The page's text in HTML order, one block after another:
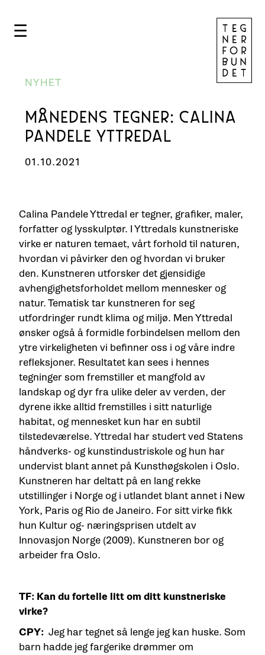
☰
NYHET
MÅNEDENS TEGNER: CALINA
PANDELE YTTREDAL
01.10.2021
Calina Pandele Yttredal er tegner, grafiker, maler,
forfatter og lysskulptør. I Yttredals kunstneriske
virke er naturen temaet, vårt forhold til naturen,
hvordan vi påvirker den og hvordan vi bruker
den. Kunstneren utforsker det gjensidige
avhengighetsforholdet mellom mennesker og
natur. Tematisk tar kunstneren for seg
utfordringer rundt klima og miljø. Men Yttredal
ønsker også å formidle forbindelsen mellom den
ytre virkeligheten vi befinner oss i og våre indre
refleksjoner. Resultatet kan sees i hennes
tegninger som fremstiller et mangfold av
landskap og dyr fra ulike deler av verden, der
dyrene ikke alltid fremstilles i sitt naturlige
habitat, og mennesket kun har en subtil
tilstedeværelse. Yttredal har studert ved Statens
håndverks- og kunstindustriskole og hun har
undervist blant annet på Kunsthøgskolen i Oslo.
Kunstneren har deltatt på en lang rekke
utstillinger i Norge og i utlandet blant annet i New
York, Paris og Rio de Janeiro. For sitt virke fikk
hun Kultur og- næringsprisen utdelt av
Innovasjon Norge (2009). Kunstneren bor og
arbeider fra Oslo.
TF: Kan du fortelle litt om ditt kunstneriske
virke?
CPY:Jeg har tegnet så lenge jeg kan huske. Som
barn hadde jeg fargerike drømmer om